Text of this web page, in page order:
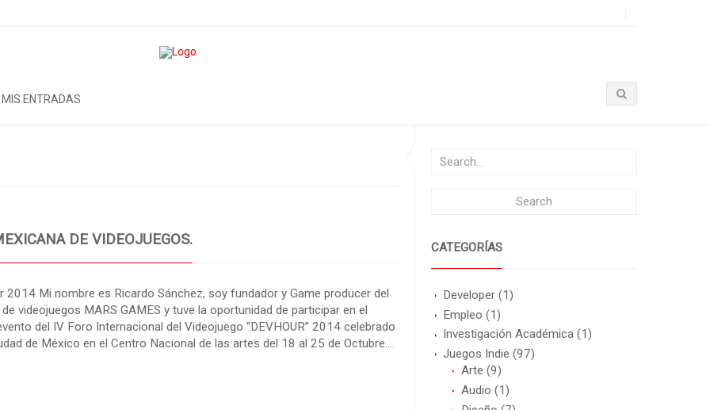
MIS ENTRADAS
CATEGORÍAS
Developer (1)
Empleo (1)
Investigación Académica (1)
Juegos Indie (97)
Arte (9)
Audio (1)
DE VIDEOJUEGOS.
2014 Mi nombre es Ricardo Sánchez, soy fundador y Game producer del
videojuegos MARS GAMES y tuve la oportunidad de participar en el
del IV Foro Internacional del Videojuego “DEVHOUR” 2014 celebrado
de México en el Centro Nacional de las artes del 18 al 25 de Octubre….